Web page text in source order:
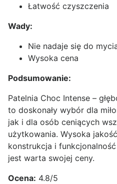
Łatwość czyszczenia
Wady:
Nie nadaje się do
Wysoka cena
Podsumowanie:
Patelnia Choc Intense –
to doskonały wybór dla
jak i dla osób ceniących
użytkowania. Wysoka
konstrukcja i
jest warta swojej ceny.
Ocena: 4.8/5